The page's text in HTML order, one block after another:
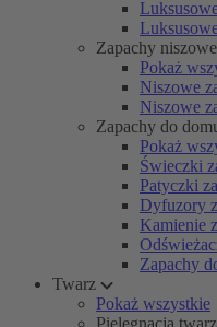
Zapachy niszowe
Pokaż
Niszowe
Niszowe
Zapachy do
Pokaż
Świeczki
Patyczki
Dyfuzory
Kamienie
Zapachy
Twarz
Pokaż wszystkie
Pielęgnacja